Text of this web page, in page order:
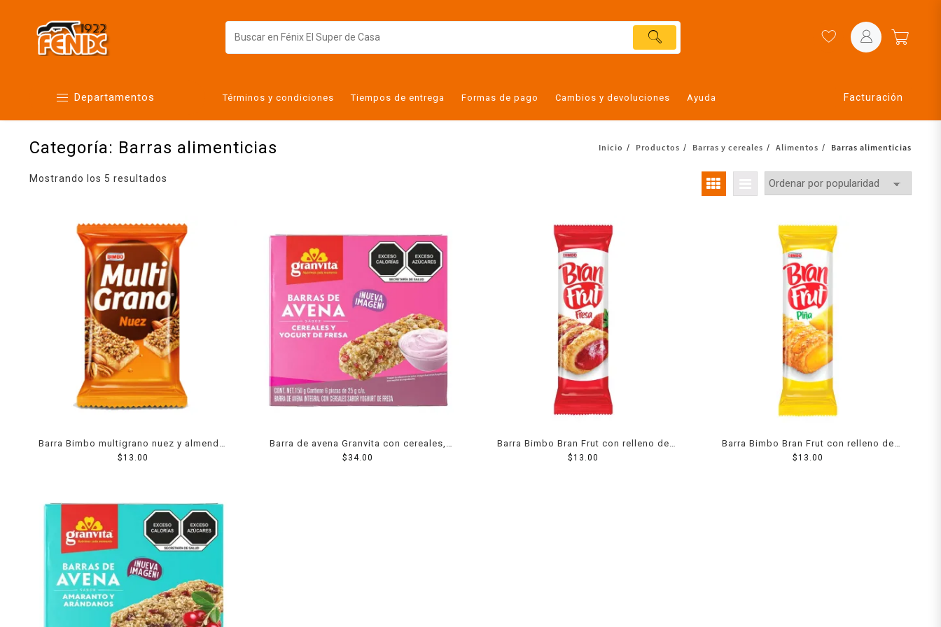
Departamentos
Alimentos
Artículos para el hogar
Botanas y bebidas
Cuidado de la ropa
Cuidado personal
Lácteos
Limpieza del hogar
Mascotas
Pan de la casa
Salchichonería
Términos y condiciones Tiempos de entrega Formas de pago Cambios y devoluciones Ayuda Facturación
Categoría: Barras alimenticias Inicio Productos Barras y cereales Alimentos Barras alimenticias
Mostrando los 5 resultados
Barra Bimbo multigrano nuez y almendra
64 g
$13.00
Barra de avena Granvita con cereales,
fresas y sabor yogurt 6 barras de 25 g
$ 34.00
Barra Bimbo Bran Frut con relleno de
fresa 48 g
$13.00
Barra Bimbo Bran Frut con relleno de
piña 48 g
$13.00